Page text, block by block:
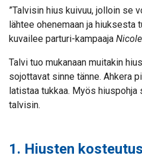
”Talvisin hius kuivuu, jolloin se
lähtee ohenemaan ja hiuksesta
kuvailee parturi-kampaaja
Talvi tuo mukanaan muitakin
sojottavat sinne tänne. Ahkera
latistaa tukkaa. Myös hiuspohja
talvisin.
1. Hiusten